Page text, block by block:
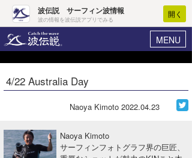
波伝説 サーフィン波情報
波の情報を波伝説アプリでみる
開く
MENU
ヘルプ マイホーム
ログイン
波情報･概況
4/22 Australia Day
Naoya Kimoto 2022.04.23
Naoya Kimoto
サーフィンフォトグラフ界の巨匠、
Core Surf Japan
ファッション/グッズ
アート＆エンタメ